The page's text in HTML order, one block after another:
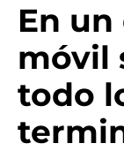
En
móvil
todo